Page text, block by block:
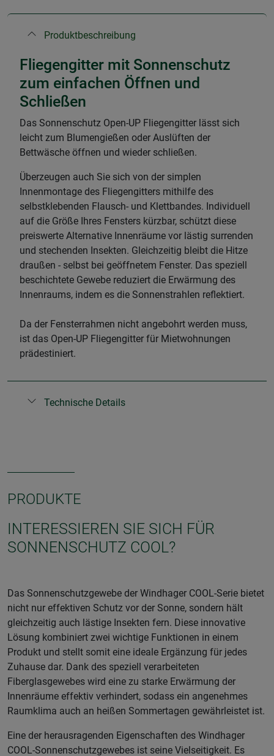
Produktbeschreibung
Fliegengitter mit Sonnenschutz
zum einfachen Öffnen und
Schließen
Das Sonnenschutz Open-UP Fliegengitter lässt sich
leicht zum Blumengießen oder Auslüften der
Bettwäsche öffnen und wieder schließen.
Überzeugen auch Sie sich von der simplen
Innenmontage des Fliegengitters mithilfe des
selbstklebenden Flausch- und Klettbandes. Individuell
auf die Größe Ihres Fensters kürzbar, schützt diese
preiswerte Alternative Innenräume vor lästig surrenden
und stechenden Insekten. Gleichzeitig bleibt die Hitze
draußen - selbst bei geöffnetem Fenster. Das speziell
beschichtete Gewebe reduziert die Erwärmung des
Innenraums, indem es die Sonnenstrahlen reflektiert.
Da der Fensterrahmen nicht angebohrt werden muss,
ist das Open-UP Fliegengitter für Mietwohnungen
prädestiniert.
Technische Details
PRODUKTE
INTERESSIEREN SIE SICH FÜR
SONNENSCHUTZ COOL?
Das Sonnenschutzgewebe der Windhager COOL-Serie bietet
nicht nur effektiven Schutz vor der Sonne, sondern hält
gleichzeitig auch lästige Insekten fern. Diese innovative
Lösung kombiniert zwei wichtige Funktionen in einem
Produkt und stellt somit eine ideale Ergänzung für jedes
Zuhause dar. Dank des speziell verarbeiteten
Fiberglasgewebes wird eine zu starke Erwärmung der
Innenräume effektiv verhindert, sodass ein angenehmes
Raumklima auch an heißen Sommertagen gewährleistet ist.
Eine der herausragenden Eigenschaften des Windhager
COOL-Sonnenschutzgewebes ist seine Vielseitigkeit. Es